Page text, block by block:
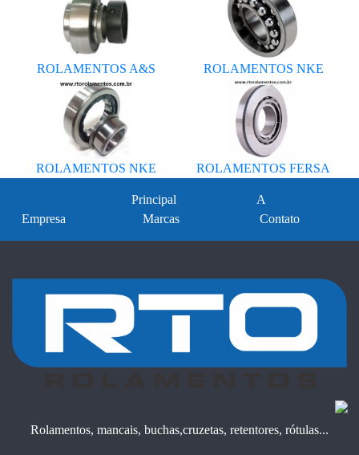
ROLAMENTOS A&S ROLAMENTOS NKE
ROLAMENTOS NKE ROLAMENTOS FERSA
Principal
A
Empresa
Marcas Contato
Rolamentos, mancais, buchas,cruzetas, retentores, rótulas...